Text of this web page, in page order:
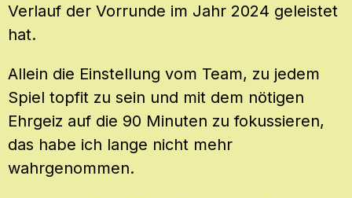
Verlauf der Vorrunde im Jahr 2024 geleistet
hat.
Allein die Einstellung vom Team, zu jedem
Spiel topfit zu sein und mit dem nötigen
Ehrgeiz auf die 90 Minuten zu fokussieren,
das habe ich lange nicht mehr
wahrgenommen.